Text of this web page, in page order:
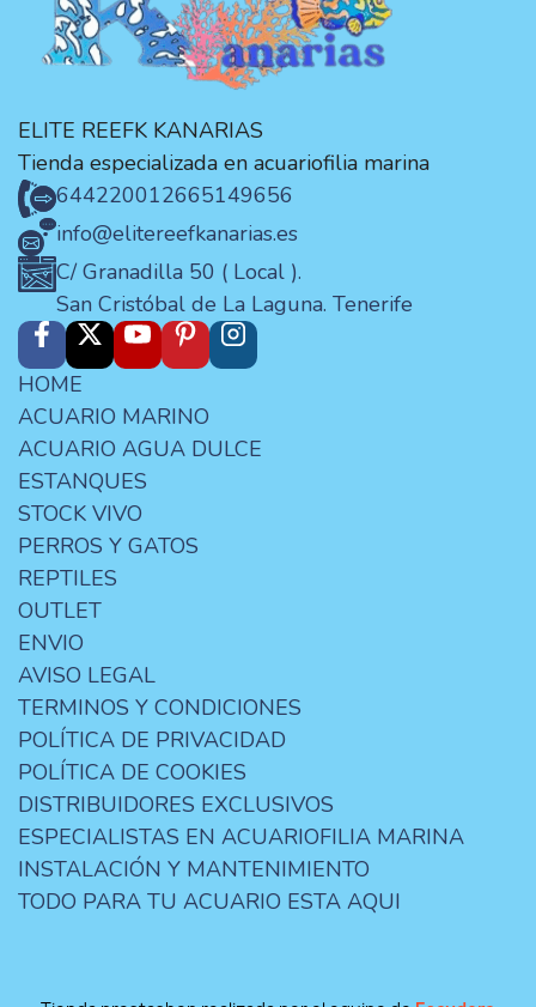
ELITE REEFK KANARIAS
Tienda especializada en acuariofilia marina
644220012665149656
info@elitereefkanarias.es
C/ Granadilla 50 ( Local ).
San Cristóbal de La Laguna. Tenerife
HOME
ACUARIO MARINO
ACUARIO AGUA DULCE
ESTANQUES
STOCK VIVO
PERROS Y GATOS
REPTILES
OUTLET
ENVIO
AVISO LEGAL
TERMINOS Y CONDICIONES
POLÍTICA DE PRIVACIDAD
POLÍTICA DE COOKIES
DISTRIBUIDORES EXCLUSIVOS
ESPECIALISTAS EN ACUARIOFILIA MARINA
INSTALACIÓN Y MANTENIMIENTO
TODO PARA TU ACUARIO ESTA AQUI